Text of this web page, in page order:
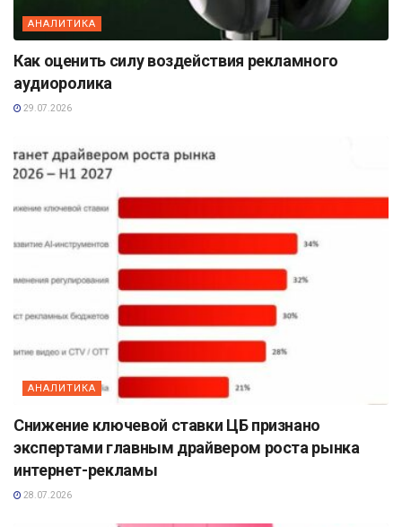
АНАЛИТИКА
Как оценить силу воздействия рекламного
аудиоролика
29.07.2026
АНАЛИТИКА
Снижение ключевой ставки ЦБ признано
экспертами главным драйвером роста рынка
интернет-рекламы
28.07.2026